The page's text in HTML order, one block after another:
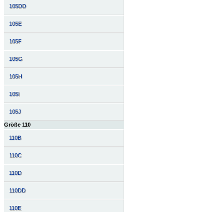
105DD
105E
105F
105G
105H
105I
105J
Größe 110
110B
110C
110D
110DD
110E